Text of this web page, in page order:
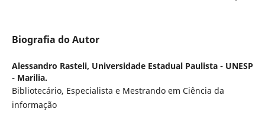
Biografia do Autor
Alessandro Rasteli, Universidade Estadual Paulista - UNESP
- Marilia.
Bibliotecário, Especialista e Mestrando em Ciência da
informação